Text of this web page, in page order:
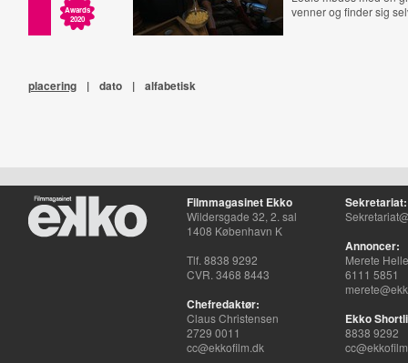
Awards
2020
venner og finder sig
placering | dato | alfabetisk
Filmmagasinet Ekko
Wildersgade 32, 2. sal
1408 København K
Tlf. 8838 9292
CVR. 3468 8443
Chefredaktør:
Claus Christensen
2729 0011
cc@ekkofilm.dk
Sekretariat:
Annoncer:
Merete
6111 5851
Ekko
8838 9292